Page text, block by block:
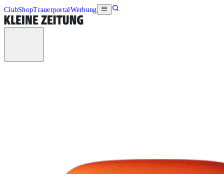
ClubShopTrauerportalWerbung